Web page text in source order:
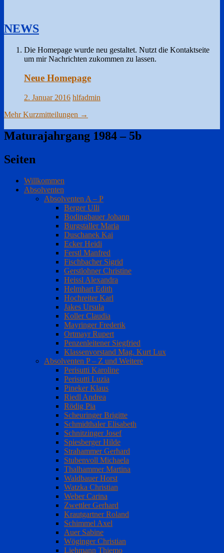
NEWS
Die Homepage wurde neu gestaltet. Nutzt die Kontaktseite
um mir Nachrichten zukommen zu lassen.
Neue Homepage
2. Januar 2016 hlfadmin
Mehr Kurzmitteilungen →
Maturajahrgang 1984 – 5b
Seiten
Willkommen
Absolventen
Absolventen A – P
Berger Ulli
Bodingbauer Johann
Burgstaller Maria
Duschanek Kai
Ecker Heidi
Ferstl Manfred
Fischbacher Sigrid
Gerstlohner Christine
Heissl Alexandra
Helmhart Edith
Hochreiter Karl
Jakes Ursula
Koller Claudia
Mayringer Frederik
Ortmayr Rupert
Penzenleitener Siegfried
Klassenvorstand Mag. Kurt Lux
Absolventen P – Z und Weitere
Perisutti Karoline
Perisutti Luzia
Pineker Klaus
Riedl Andrea
Rödig Pia
Scheuringer Brigitte
Schmidthaler Elisabeth
Schnitzinger Josef
Spiesberger Hilde
Strahammer Gerhard
Stubenvoll Michaela
Thalhammer Martina
Waldbauer Horst
Watzka Christian
Weber Carina
Zwettler Gerhard
Krautgartner Roland
Schimmel Axel
Auer Sabine
Wöginger Christian
Liehmann Thiemo